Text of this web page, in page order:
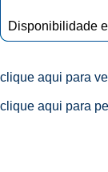
Disponibilidade
clique aqui para
clique aqui para